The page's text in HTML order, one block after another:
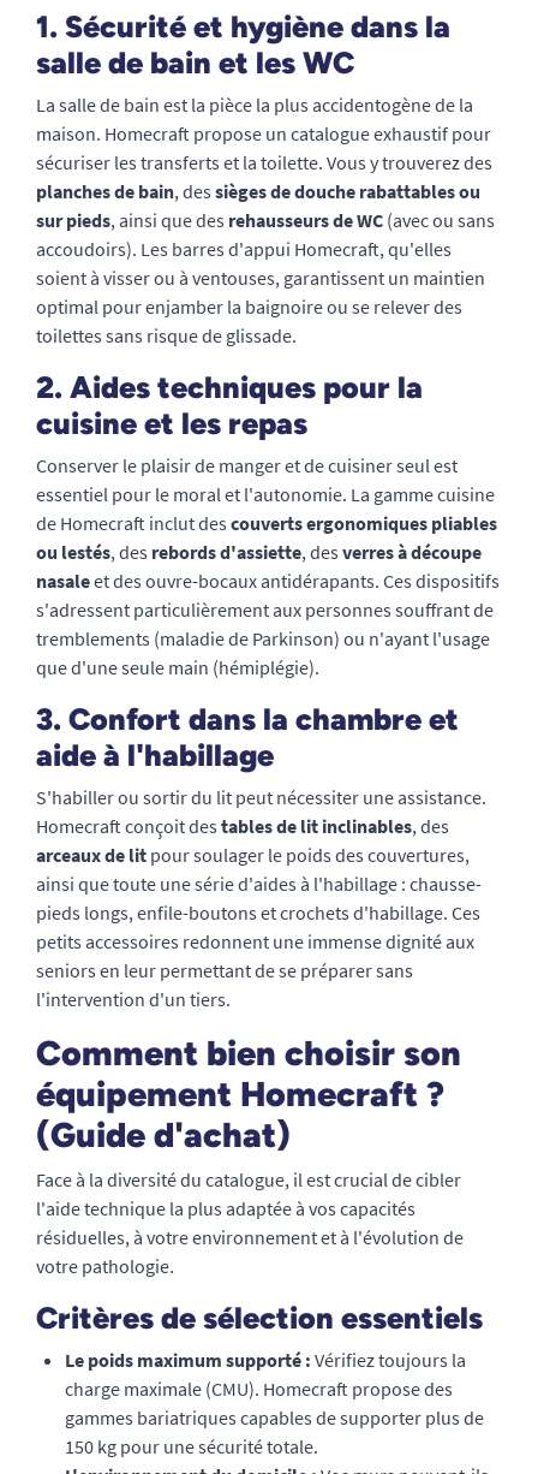
1. Sécurité et hygiène dans la
salle de bain et les WC
La salle de bain est la pièce la plus accidentogène de la
maison. Homecraft propose un catalogue exhaustif pour
sécuriser les transferts et la toilette. Vous y trouverez des
planches de bain, des sièges de douche rabattables ou
sur pieds, ainsi que des rehausseurs de WC (avec ou sans
accoudoirs). Les barres d'appui Homecraft, qu'elles
soient à visser ou à ventouses, garantissent un maintien
optimal pour enjamber la baignoire ou se relever des
toilettes sans risque de glissade.
2. Aides techniques pour la
cuisine et les repas
Conserver le plaisir de manger et de cuisiner seul est
essentiel pour le moral et l'autonomie. La gamme cuisine
de Homecraft inclut des couverts ergonomiques pliables
ou lestés, des rebords d'assiette, des verres à découpe
nasaleet des ouvre-bocaux antidérapants. Ces dispositifs
s'adressent particulièrement aux personnes souffrant de
tremblements (maladie de Parkinson) ou n'ayant l'usage
que d'une seule main (hémiplégie).
3. Confort dans la chambre et
aide à l'habillage
S'habiller ou sortir du lit peut nécessiter une assistance.
Homecraft conçoit des tables de lit inclinables, des
arceaux de lit pour soulager le poids des couvertures,
ainsi que toute une série d'aides à l'habillage : chausse-
pieds longs, enfile-boutons et crochets d'habillage. Ces
petits accessoires redonnent une immense dignité aux
seniors en leur permettant de se préparer sans
l'intervention d'un tiers.
Comment bien choisir son
équipement Homecraft ?
(Guide d'achat)
Face à la diversité du catalogue, il est crucial de cibler
l'aide technique la plus adaptée à vos capacités
résiduelles, à votre environnement et à l'évolution de
votre pathologie.
Critères de sélection essentiels
Le poids maximum supporté : Vérifiez toujours la
charge maximale (CMU). Homecraft propose des
gammes bariatriques capables de supporter plus de
150 kg pour une sécurité totale.